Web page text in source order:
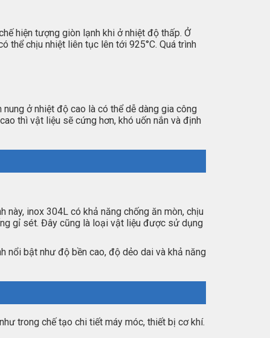
hiện tượng giòn lạnh khi ở nhiệt độ thấp. Ở
thể chịu nhiệt liên tục lên tới 925°C. Quá trình
ở nhiệt độ cao là có thể dễ dàng gia công
thì vật liệu sẽ cứng hơn, khó uốn nắn và định
này, inox 304L có khả năng chống ăn mòn, chịu
gỉ sét. Đây cũng là loại vật liệu được sử dụng
nổi bật như độ bền cao, độ dẻo dai và khả năng
trong chế tạo chi tiết máy móc, thiết bị cơ khí.